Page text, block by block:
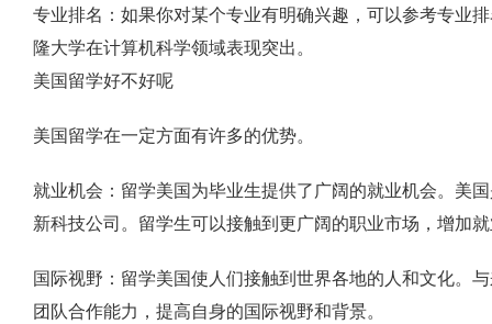
专业排名：如果你对某个专业有明确兴趣，可以参考专业
隆大学在计算机科学领域表现突出。
美国留学好不好呢
美国留学在一定方面有许多的优势。
就业机会：留学美国为毕业生提供了广阔的就业机会。美
新科技公司。留学生可以接触到更广阔的职业市场，增加
国际视野：留学美国使人们接触到世界各地的人和文化。
团队合作能力，提高自身的国际视野和背景。